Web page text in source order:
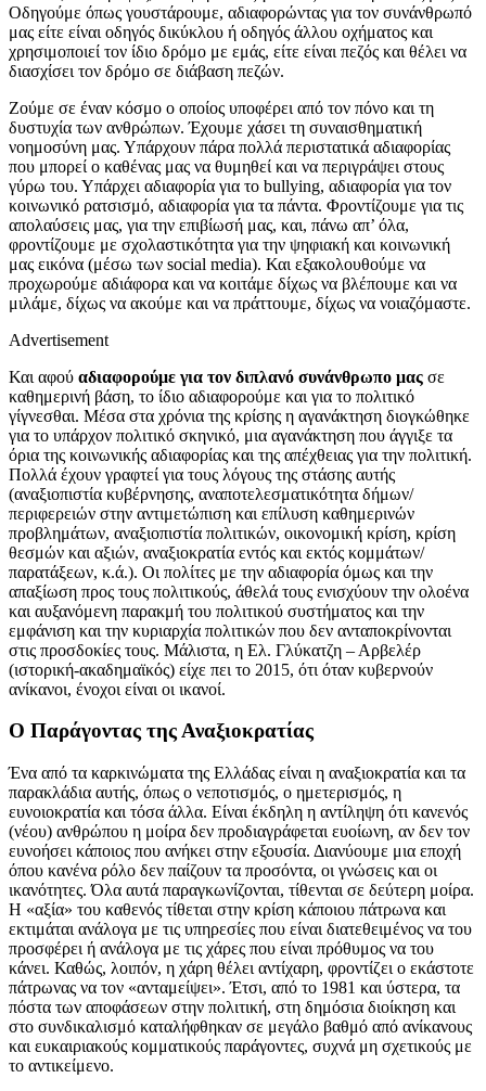
Οδηγούμε όπως γουστάρουμε, αδιαφορώντας για τον συνάνθρωπό
μας είτε είναι οδηγός δικύκλου ή οδηγός άλλου οχήματος και
χρησιμοποιεί τον ίδιο δρόμο με εμάς, είτε είναι πεζός και θέλει να
διασχίσει τον δρόμο σε διάβαση πεζών.
Ζούμε σε έναν κόσμο ο οποίος υποφέρει από τον πόνο και τη
δυστυχία των ανθρώπων. Έχουμε χάσει τη συναισθηματική
νοημοσύνη μας. Υπάρχουν πάρα πολλά περιστατικά αδιαφορίας
που μπορεί ο καθένας μας να θυμηθεί και να περιγράψει στους
γύρω του. Υπάρχει αδιαφορία για το bullying, αδιαφορία για τον
κοινωνικό ρατσισμό, αδιαφορία για τα πάντα. Φροντίζουμε για τις
απολαύσεις μας, για την επιβίωσή μας, και, πάνω απ’ όλα,
φροντίζουμε με σχολαστικότητα για την ψηφιακή και κοινωνική
μας εικόνα (μέσω των social media). Και εξακολουθούμε να
προχωρούμε αδιάφορα και να κοιτάμε δίχως να βλέπουμε και να
μιλάμε, δίχως να ακούμε και να πράττουμε, δίχως να νοιαζόμαστε.
Advertisement
Και αφού αδιαφορούμε για τον διπλανό συνάνθρωπο μας σε
καθημερινή βάση, το ίδιο αδιαφορούμε και για το πολιτικό
γίγνεσθαι. Μέσα στα χρόνια της κρίσης η αγανάκτηση διογκώθηκε
για το υπάρχον πολιτικό σκηνικό, μια αγανάκτηση που άγγιξε τα
όρια της κοινωνικής αδιαφορίας και της απέχθειας για την πολιτική.
Πολλά έχουν γραφτεί για τους λόγους της στάσης αυτής
(αναξιοπιστία κυβέρνησης, αναποτελεσματικότητα δήμων/
περιφερειών στην αντιμετώπιση και επίλυση καθημερινών
προβλημάτων, αναξιοπιστία πολιτικών, οικονομική κρίση, κρίση
θεσμών και αξιών, αναξιοκρατία εντός και εκτός κομμάτων/
παρατάξεων, κ.ά.). Οι πολίτες με την αδιαφορία όμως και την
απαξίωση προς τους πολιτικούς, άθελά τους ενισχύουν την ολοένα
και αυξανόμενη παρακμή του πολιτικού συστήματος και την
εμφάνιση και την κυριαρχία πολιτικών που δεν ανταποκρίνονται
στις προσδοκίες τους. Μάλιστα, η Ελ. Γλύκατζη – Αρβελέρ
(ιστορική-ακαδημαϊκός) είχε πει το 2015, ότι όταν κυβερνούν
ανίκανοι, ένοχοι είναι οι ικανοί.
Ο Παράγοντας της Αναξιοκρατίας
Ένα από τα καρκινώματα της Ελλάδας είναι η αναξιοκρατία και τα
παρακλάδια αυτής, όπως ο νεποτισμός, ο ημετερισμός, η
ευνοιοκρατία και τόσα άλλα. Είναι έκδηλη η αντίληψη ότι κανενός
(νέου) ανθρώπου η μοίρα δεν προδιαγράφεται ευοίωνη, αν δεν τον
ευνοήσει κάποιος που ανήκει στην εξουσία. Διανύουμε μια εποχή
όπου κανένα ρόλο δεν παίζουν τα προσόντα, οι γνώσεις και οι
ικανότητες. Όλα αυτά παραγκωνίζονται, τίθενται σε δεύτερη μοίρα.
Η «αξία» του καθενός τίθεται στην κρίση κάποιου πάτρωνα και
εκτιμάται ανάλογα με τις υπηρεσίες που είναι διατεθειμένος να του
προσφέρει ή ανάλογα με τις χάρες που είναι πρόθυμος να του
κάνει. Καθώς, λοιπόν, η χάρη θέλει αντίχαρη, φροντίζει ο εκάστοτε
πάτρωνας να τον «ανταμείψει». Έτσι, από το 1981 και ύστερα, τα
πόστα των αποφάσεων στην πολιτική, στη δημόσια διοίκηση και
στο συνδικαλισμό καταλήφθηκαν σε μεγάλο βαθμό από ανίκανους
και ευκαιριακούς κομματικούς παράγοντες, συχνά μη σχετικούς με
το αντικείμενο.